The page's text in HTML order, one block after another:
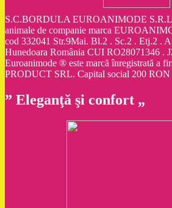
S.C.BORDULA EUROANIMODE S.R.L.
animale de companie marca
cod 332041 Str.9Mai. Bl.2 . Sc.2 . Etj.2 .
Hunedoara România CUI RO28071346 .
Euroanimode ® este marcă înregistrată a
PRODUCT SRL. Capital social 200 RON
” Eleganţă şi confort „